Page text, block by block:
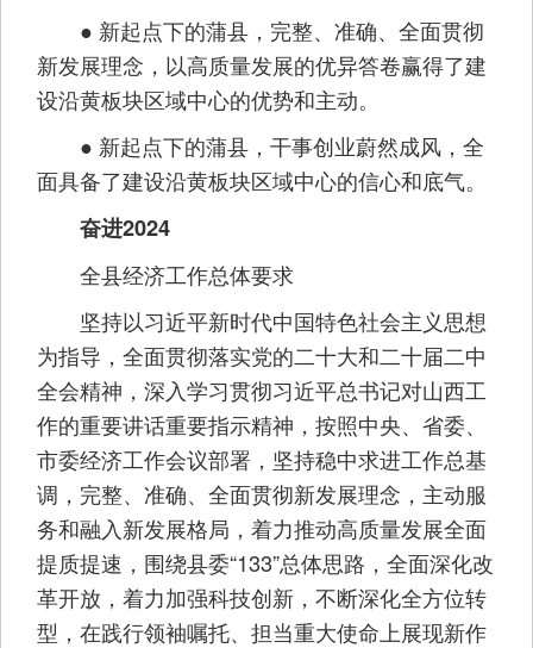
● 新起点下的蒲县，完整、准确、全面贯彻
新发展理念，以高质量发展的优异答卷赢得了建
设沿黄板块区域中心的优势和主动。
● 新起点下的蒲县，干事创业蔚然成风，全
面具备了建设沿黄板块区域中心的信心和底气。
奋进2024
全县经济工作总体要求
坚持以习近平新时代中国特色社会主义思想
为指导，全面贯彻落实党的二十大和二十届二中
全会精神，深入学习贯彻习近平总书记对山西工
作的重要讲话重要指示精神，按照中央、省委、
市委经济工作会议部署，坚持稳中求进工作总基
调，完整、准确、全面贯彻新发展理念，主动服
务和融入新发展格局，着力推动高质量发展全面
提质提速，围绕县委“133”总体思路，全面深化改
革开放，着力加强科技创新，不断深化全方位转
型，在践行领袖嘱托、担当重大使命上展现新作